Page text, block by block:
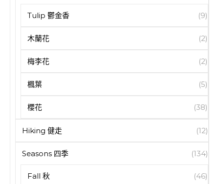
Tulip 鬱金香 (9)
木蘭花 (2)
梅李花 (2)
楓葉 (5)
櫻花 (38)
Hiking 健走 (12)
Seasons 四季 (134)
Fall 秋 (46)